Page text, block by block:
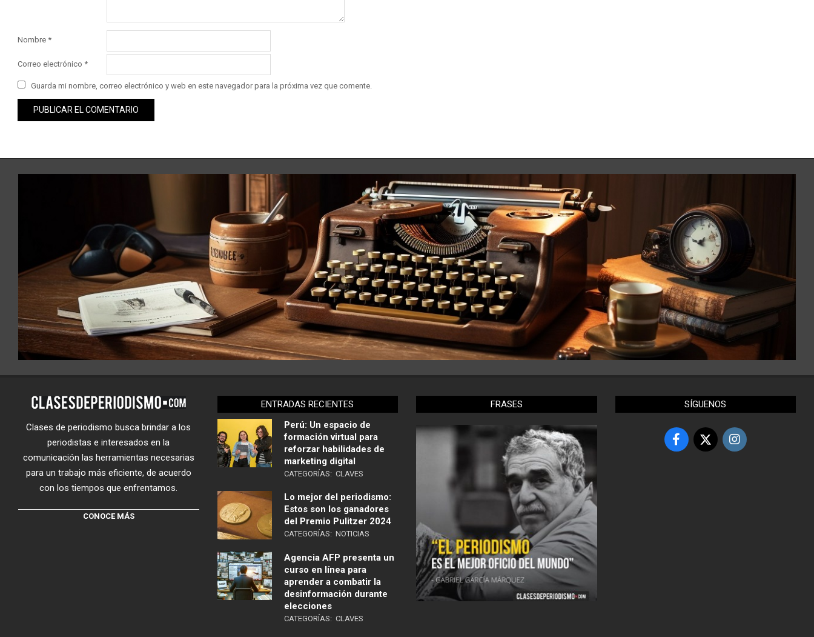
Nombre *
Correo electrónico *
Guarda mi nombre, correo electrónico y web en este navegador para la próxima vez que comente.
Clases de periodismo busca brindar a los
periodistas e interesados en la
comunicación las herramientas necesarias
para un trabajo más eficiente, de acuerdo
con los tiempos que enfrentamos.
CONOCE MÁS
ENTRADAS RECIENTES
Perú: Un espacio de
formación virtual para
reforzar habilidades de
marketing digital
CATEGORÍAS: CLAVES
Lo mejor del periodismo:
Estos son los ganadores
del Premio Pulitzer 2024
CATEGORÍAS: NOTICIAS
Agencia AFP presenta un
curso en línea para
aprender a combatir la
desinformación durante
elecciones
CATEGORÍAS: CLAVES
FRASES SÍGUENOS